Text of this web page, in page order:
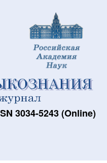
3034-5243 (Online)